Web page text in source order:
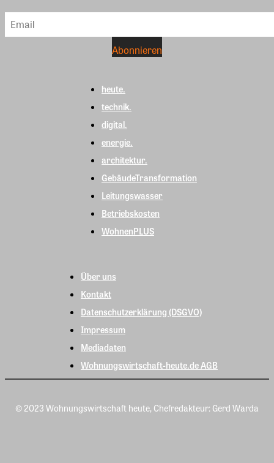
heute.
technik.
digital.
energie.
architektur.
GebäudeTransformation
Leitungswasser
Betriebskosten
WohnenPLUS
Über uns
Kontakt
Datenschutzerklärung (DSGVO)
Impressum
Mediadaten
Wohnungswirtschaft-heute.de AGB
© 2023 Wohnungswirtschaft heute, Chefredakteur: Gerd Warda